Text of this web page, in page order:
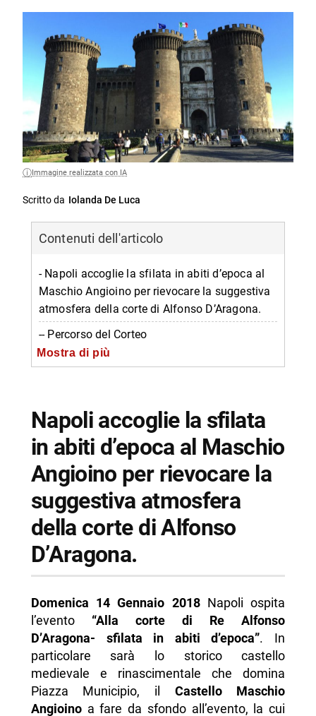
Immagine realizzata con IA
Scritto da Iolanda De Luca
Contenuti dell'articolo
- Napoli accoglie la sfilata in abiti d’epoca al
Maschio Angioino per rievocare la suggestiva
atmosfera della corte di Alfonso D’Aragona.
-- Percorso del Corteo
-- Itinerario gratuito nel centro storico fino al
Maschio Angioino
-- Scopri di più da Napolike.it
Mostra di più
Napoli accoglie la sfilata
in abiti d’epoca al Maschio
Angioino per rievocare la
suggestiva atmosfera
della corte di Alfonso
D’Aragona.
Domenica 14 Gennaio 2018Napoli ospita
l’evento“Alla corte di Re Alfonso
D’Aragona- sfilata in abiti d’epoca”. In
particolare sarà lo storico castello
medievale e rinascimentale che domina
Piazza Municipio, il
Castello Maschio
Angioinoa fare da sfondo all’evento, la cui